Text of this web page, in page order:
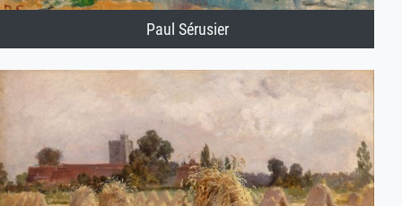
Paul Sérusier